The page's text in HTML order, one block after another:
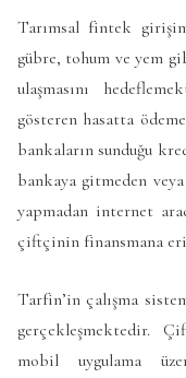
Tarımsal fintek
gübre, tohum ve yem
ulaşmasını
gösteren hasatta
bankaların sunduğu
bankaya gitmeden
yapmadan internet
çiftçinin finansmana
Tarfin’in çalışma
gerçekleşmektedir.
mobil uygulama